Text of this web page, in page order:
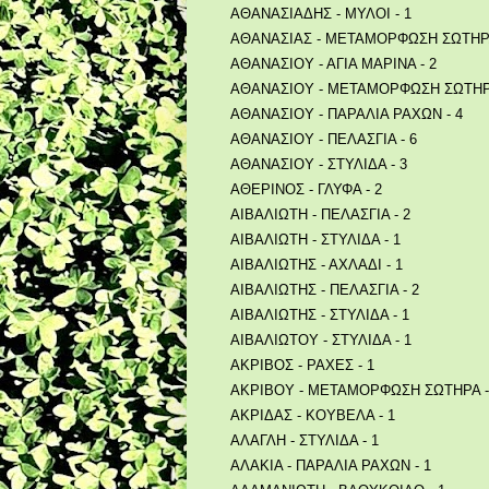
ΑΘΑΝΑΣΙΑΔΗΣ - ΜΥΛΟΙ - 1
ΑΘΑΝΑΣΙΑΣ - ΜΕΤΑΜΟΡΦΩΣΗ
ΑΘΑΝΑΣΙΟΥ - ΑΓΙΑ ΜΑΡΙΝΑ - 2
ΑΘΑΝΑΣΙΟΥ - ΜΕΤΑΜΟΡΦΩΣΗ
ΑΘΑΝΑΣΙΟΥ - ΠΑΡΑΛΙΑ ΡΑΧΩΝ - 4
ΑΘΑΝΑΣΙΟΥ - ΠΕΛΑΣΓΙΑ - 6
ΑΘΑΝΑΣΙΟΥ - ΣΤΥΛΙΔΑ - 3
ΑΘΕΡΙΝΟΣ - ΓΛΥΦΑ - 2
ΑΙΒΑΛΙΩΤΗ - ΠΕΛΑΣΓΙΑ - 2
ΑΙΒΑΛΙΩΤΗ - ΣΤΥΛΙΔΑ - 1
ΑΙΒΑΛΙΩΤΗΣ - ΑΧΛΑΔΙ - 1
ΑΙΒΑΛΙΩΤΗΣ - ΠΕΛΑΣΓΙΑ - 2
ΑΙΒΑΛΙΩΤΗΣ - ΣΤΥΛΙΔΑ - 1
ΑΙΒΑΛΙΩΤΟΥ - ΣΤΥΛΙΔΑ - 1
ΑΚΡΙΒΟΣ - ΡΑΧΕΣ - 1
ΑΚΡΙΒΟΥ - ΜΕΤΑΜΟΡΦΩΣΗ ΣΩΤΗΡΑ
ΑΚΡΙΔΑΣ - ΚΟΥΒΕΛΑ - 1
ΑΛΑΓΛΗ - ΣΤΥΛΙΔΑ - 1
ΑΛΑΚΙΑ - ΠΑΡΑΛΙΑ ΡΑΧΩΝ - 1